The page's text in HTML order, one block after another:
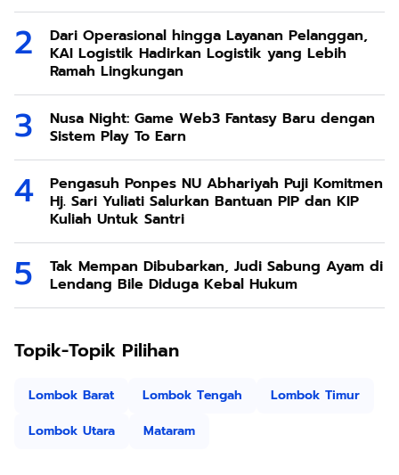
Dari Operasional hingga Layanan Pelanggan,
KAI Logistik Hadirkan Logistik yang Lebih
Ramah Lingkungan
Nusa Night: Game Web3 Fantasy Baru dengan
Sistem Play To Earn
Pengasuh Ponpes NU Abhariyah Puji Komitmen
Hj. Sari Yuliati Salurkan Bantuan PIP dan KIP
Kuliah Untuk Santri
Tak Mempan Dibubarkan, Judi Sabung Ayam di
Lendang Bile Diduga Kebal Hukum
Topik-Topik Pilihan
Lombok Barat Lombok Tengah
Lombok Timur
Lombok Utara
Mataram